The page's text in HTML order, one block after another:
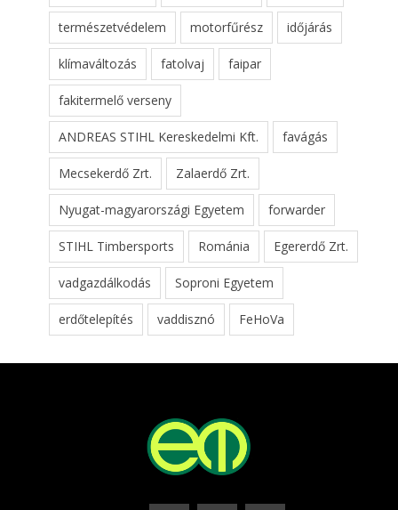
természetvédelem motorfűrész időjárás
klímaváltozás fatolvaj faipar
fakitermelő verseny
ANDREAS STIHL Kereskedelmi Kft. favágás
Mecsekerdő Zrt. Zalaerdő Zrt.
Nyugat-magyarországi Egyetem forwarder
STIHL Timbersports Románia Egererdő Zrt.
vadgazdálkodás Soproni Egyetem
erdőtelepítés vaddisznó FeHoVa